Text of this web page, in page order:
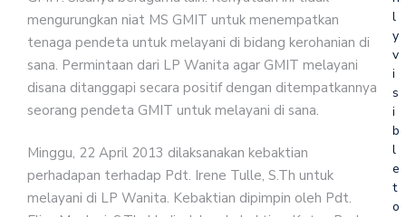
mengurungkan niat MS GMIT untuk menempatkan
tenaga pendeta untuk melayani di bidang kerohanian di
sana. Permintaan dari LP Wanita agar GMIT melayani
disana ditanggapi secara positif dengan ditempatkannya
seorang pendeta GMIT untuk melayani di sana.
Minggu, 22 April 2013 dilaksanakan kebaktian
perhadapan terhadap Pdt. Irene Tulle, S.Th untuk
melayani di LP Wanita. Kebaktian dipimpin oleh Pdt.
l
y
v
i
s
i
b
l
e
t
o